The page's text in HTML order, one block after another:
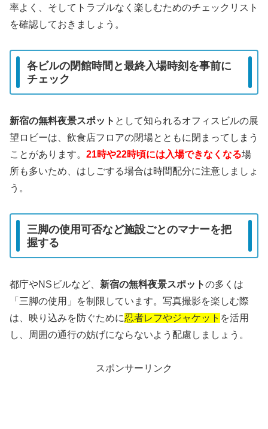
率よく、そしてトラブルなく楽しむためのチェックリスト
を確認しておきましょう。
各ビルの閉館時間と最終入場時刻を事前に
チェック
新宿の無料夜景スポット として知られるオフィスビルの展
望ロビーは、飲食店フロアの閉場とともに閉まってしまう
ことがあります。 21時や22時頃には入場できなくなる場
所も多いため、はしごする場合は時間配分に注意しましょ
う。
三脚の使用可否など施設ごとのマナーを把
握する
都庁やNSビルなど、 新宿の無料夜景スポットの多くは
「三脚の使用」を制限しています。写真撮影を楽しむ際
は、映り込みを防ぐために忍者レフやジャケット を活用
し、周囲の通行の妨げにならないよう配慮しましょう。
スポンサーリンク